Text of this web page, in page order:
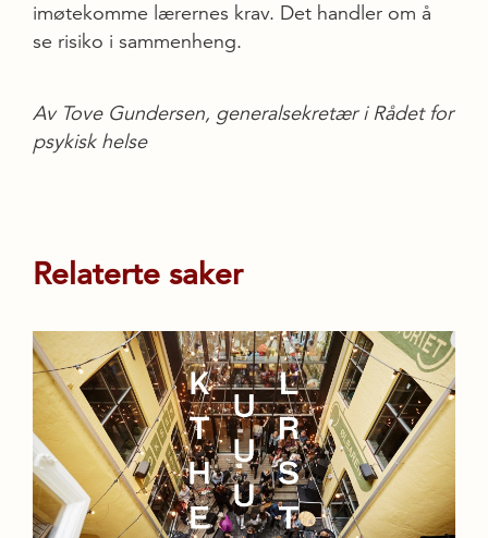
imøtekomme lærernes krav. Det handler om å
se risiko i sammenheng.
Av Tove Gundersen, generalsekretær i Rådet for
psykisk helse
Relaterte saker